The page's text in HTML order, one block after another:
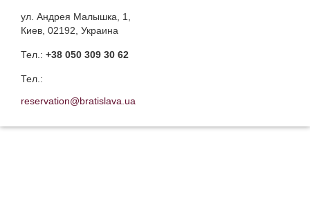
ул. Андрея Малышка, 1,
Киев, 02192, Украина
Тел.: +38 050 309 30 62
Тел.:
reservation@bratislava.ua